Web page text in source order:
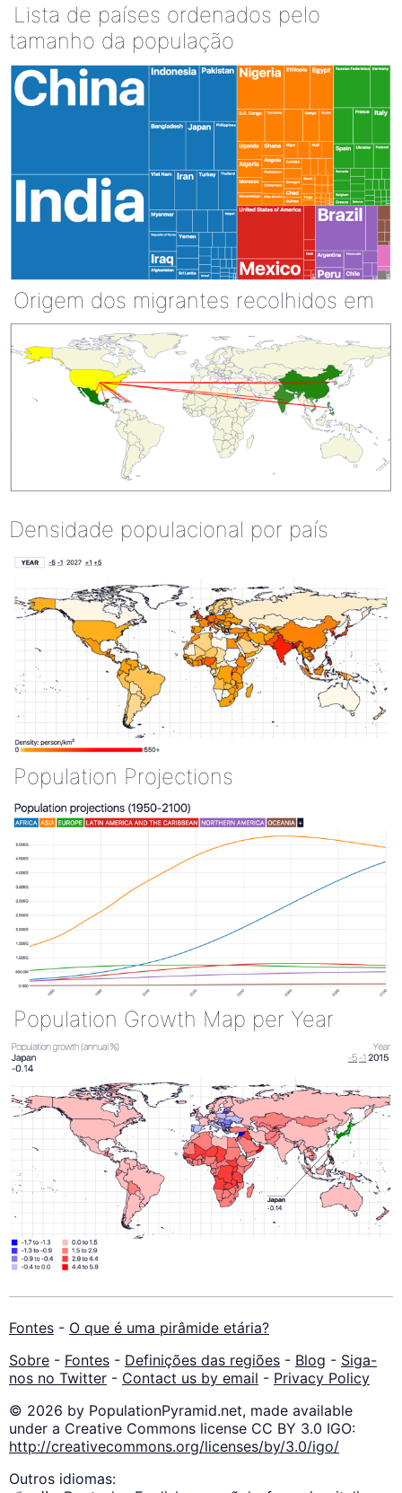
Lista de países ordenados pelo
tamanho da população
Origem dos migrantes recolhidos em
Densidade populacional por país
Population Projections
Population Growth Map per Year
Fontes - O que é uma pirâmide etária?
Sobre - Fontes - Definições das regiões - Blog - Siga-
nos no Twitter - Contact us by email - Privacy Policy
© 2026 by PopulationPyramid.net, made available
under a Creative Commons license CC BY 3.0 IGO:
http://creativecommons.org/licenses/by/3.0/igo/
Outros idiomas: